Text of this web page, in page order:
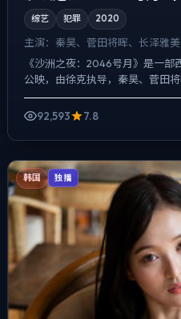
综艺 犯罪 2020
主演： 秦昊、菅田将晖、长泽雅
《沙洲之夜：2046号月》是一
公映，由徐克执导，秦昊、菅田
事把过去与现在拧成一股绳，动
92,593
7.8
韩国 独播